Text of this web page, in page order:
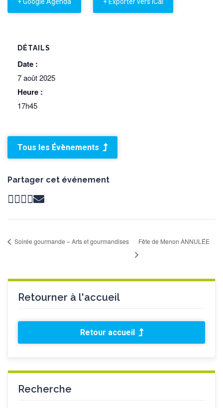
DÉTAILS
Date :
7 août 2025
Heure :
17h45
Tous les Évènements
Partager cet événement
Soirée gourmande – Arts et gourmandises Fête de Menon ANNULÉE
Retourner à l'accueil
Retour accueil
Recherche